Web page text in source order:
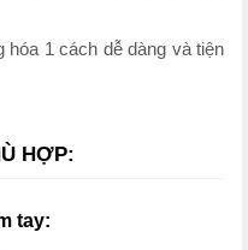
1 cách dễ dàng và tiện
HỢP:
tay: